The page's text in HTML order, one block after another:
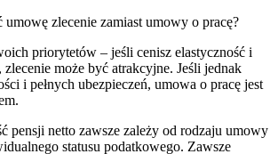
zlecenie zamiast umowy o pracę?
priorytetów – jeśli cenisz elastyczność i
może być atrakcyjne. Jeśli jednak
i pełnych ubezpieczeń, umowa o pracę jest
pensji netto zawsze zależy od rodzaju umowy
statusu podatkowego. Zawsze